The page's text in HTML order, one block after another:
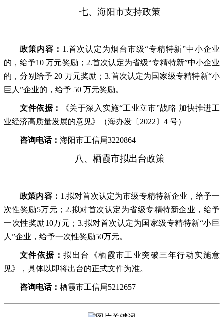
七、海阳市支持政策
政策内容： 1.首次认定为烟台市级“专精特新”中小企业
的，给予10 万元奖励；2.首次认定为省级“专精特新”中小企业
的，分别给予 20 万元奖励；3.首次认定为国家级专精特新“小
巨人”企业的，给予 50 万元奖励。
文件依据：
《关于深入实施“工业立市”战略 加快推进工
业经济高质量发展的意见》（海办发〔2022〕4 号）
咨询电话： 海阳市工信局3220864
八、栖霞市拟出台政策
政策内容： 1.拟对首次认定为市级专精特新企业，给予一
次性奖励5万元；2.拟对首次认定为省级专精特新企业，给予
一次性奖励10万元；3.拟对首次认定为国家级专精特新“小巨
人”企业，给予一次性奖励50万元。
文件依据：拟出台《栖霞市工业突破三年行动实施意
见》，具体以即将出台的正式文件为准。
咨询电话： 栖霞市工信局5212657